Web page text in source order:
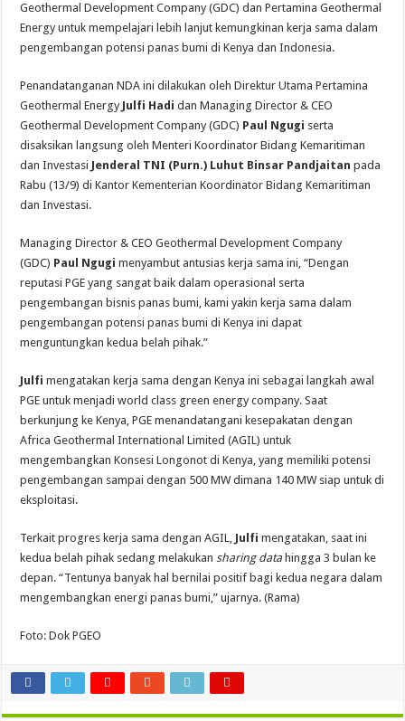
Geothermal Development Company (GDC) dan Pertamina Geothermal
Energy untuk mempelajari lebih lanjut kemungkinan kerja sama dalam
pengembangan potensi panas bumi di Kenya dan Indonesia.
Penandatanganan NDA ini dilakukan oleh Direktur Utama Pertamina
Geothermal Energy Julfi Hadidan Managing Director & CEO
Geothermal Development Company (GDC) Paul Ngugi serta
disaksikan langsung oleh Menteri Koordinator Bidang Kemaritiman
dan Investasi Jenderal TNI (Purn.) Luhut Binsar Pandjaitan pada
Rabu (13/9) di Kantor Kementerian Koordinator Bidang Kemaritiman
dan Investasi.
Managing Director & CEO Geothermal Development Company
(GDC) Paul Ngugi menyambut antusias kerja sama ini, “Dengan
reputasi PGE yang sangat baik dalam operasional serta
pengembangan bisnis panas bumi, kami yakin kerja sama dalam
pengembangan potensi panas bumi di Kenya ini dapat
menguntungkan kedua belah pihak.”
Julfimengatakan kerja sama dengan Kenya ini sebagai langkah awal
PGE untuk menjadi world class green energy company. Saat
berkunjung ke Kenya, PGE menandatangani kesepakatan dengan
Africa Geothermal International Limited (AGIL) untuk
mengembangkan Konsesi Longonot di Kenya, yang memiliki potensi
pengembangan sampai dengan 500 MW dimana 140 MW siap untuk di
eksploitasi.
Terkait progres kerja sama dengan AGIL, Julfimengatakan, saat ini
kedua belah pihak sedang melakukansharing datahingga 3 bulan ke
depan. “Tentunya banyak hal bernilai positif bagi kedua negara dalam
mengembangkan energi panas bumi,” ujarnya. (Rama)
Foto: Dok PGEO